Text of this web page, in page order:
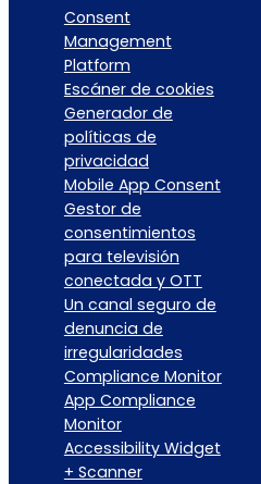
Consent
Management
Platform
Escáner de cookies
Generador de
políticas de
privacidad
Mobile App Consent
Gestor de
consentimientos
para televisión
conectada y OTT
Un canal seguro de
denuncia de
irregularidades
Compliance Monitor
App Compliance
Monitor
Accessibility Widget
+ Scanner